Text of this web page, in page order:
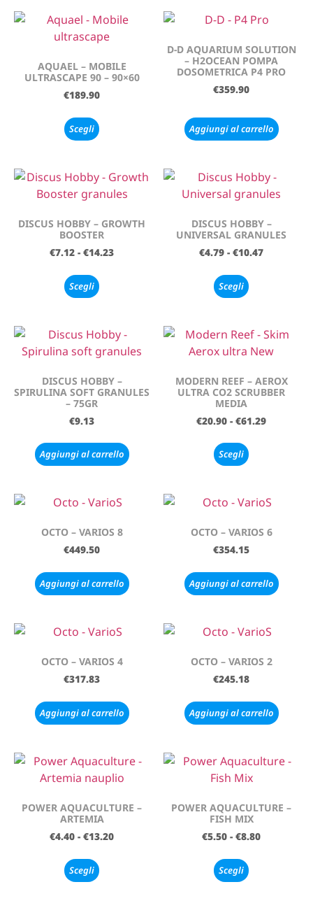
AQUAEL – MOBILE
ULTRASCAPE 90 – 90×60
€189.90
Scegli
D-D AQUARIUM SOLUTION
– H2OCEAN POMPA
DOSOMETRICA P4 PRO
€359.90
Aggiungi al carrello
DISCUS HOBBY – GROWTH
BOOSTER
€7.12 - €14.23
Scegli
DISCUS HOBBY –
UNIVERSAL GRANULES
€4.79 - €10.47
Scegli
DISCUS HOBBY –
SPIRULINA SOFT GRANULES
– 75GR
€9.13
Aggiungi al carrello
MODERN REEF – AEROX
ULTRA CO2 SCRUBBER
MEDIA
€20.90 - €61.29
Scegli
OCTO – VARIOS 8
€449.50
Aggiungi al carrello
OCTO – VARIOS 6
€354.15
Aggiungi al carrello
OCTO – VARIOS 4
€317.83
Aggiungi al carrello
OCTO – VARIOS 2
€245.18
Aggiungi al carrello
POWER AQUACULTURE –
ARTEMIA
€4.40 - €13.20
Scegli
POWER AQUACULTURE –
FISH MIX
€5.50 - €8.80
Scegli